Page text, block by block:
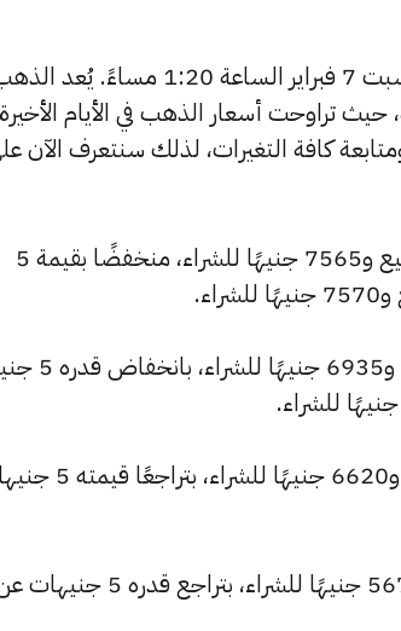
يبحث الكثيرون عن سعر الذهب اليوم في مصر بتاريخ السبت 7 فبراير
تراوحت أسعار الذهب في الأيام الأخيرة
دائم ومتابعة كافة التغيرات، لذلك سنتعرف الآن
سجل سعر عيار 24 انخفاضًا ليصل إلى 7625 جنيهًا للبيع و7565 جنيهًا للشراء، منخفضًا بقيمة 5
وشهد سعر عيار 22 انخفاضًا ليصبح
كما انخفض سعر عيار 21 ليصل إلى 6670 جنيهًا للبيع و6620
كما تراجع سعر عيار 18 ليسجل 5715 جنيهًا للبيع و5675 جنيهًا للشراء، بتراجع قدره 5